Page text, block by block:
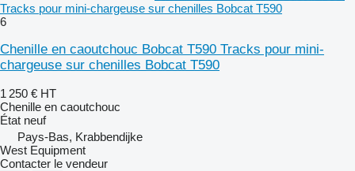
Tracks pour mini-chargeuse sur chenilles Bobcat T590
6
Chenille en caoutchouc Bobcat T590 Tracks pour mini-
chargeuse sur chenilles Bobcat T590
1 250 € HT
Chenille en caoutchouc
État neuf
Pays-Bas, Krabbendijke
West Equipment
Contacter le vendeur